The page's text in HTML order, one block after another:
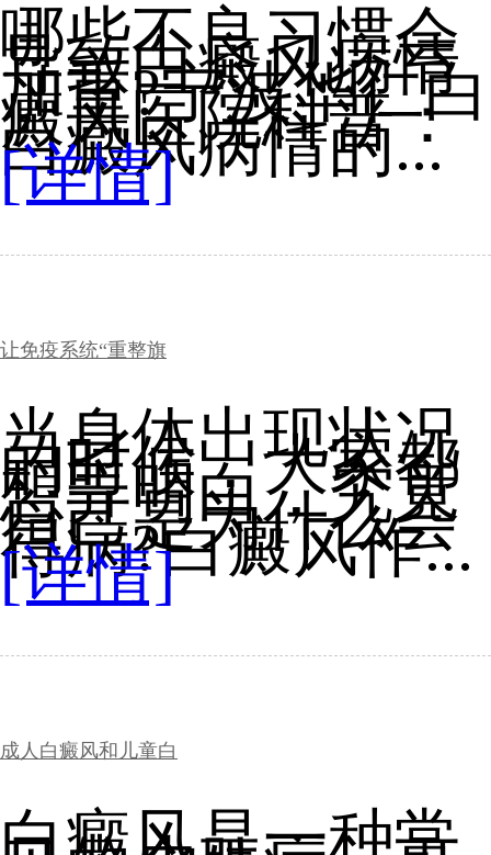
哪些不良习惯会
导致白癜风病情
加重?宁波华仁白
癜风医院科普：
白癜风病情的...
[详情]
让免疫系统“重整旗
当身体出现状况
的时候，大家都
想弄明白，究竟
自己是为什么会
得病?白癜风作...
[详情]
成人白癜风和儿童白
白癜风是一种常